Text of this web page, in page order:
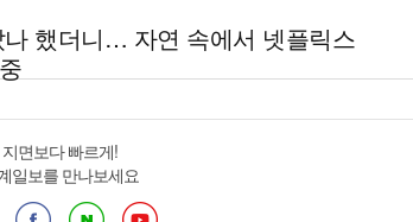
했더니… 자연 속에서 넷플릭스
지면보다 빠르게!
일보를 만나보세요